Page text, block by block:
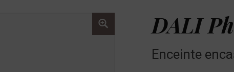
DALI
Enceinte